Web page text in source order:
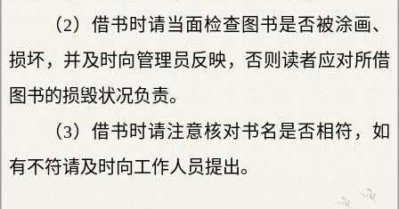
（2）借书时请当面检查图书是否被涂画、
损坏，并及时向管理员反映，否则读者应对所借
图书的损毁状况负责。
（3）借书时请注意核对书名是否相符，如
有不符请及时向工作人员提出。